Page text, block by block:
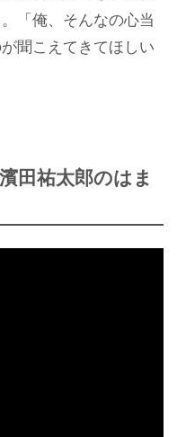
「俺、そんなの心当
聞こえてきてほしい
田祐太郎のはま